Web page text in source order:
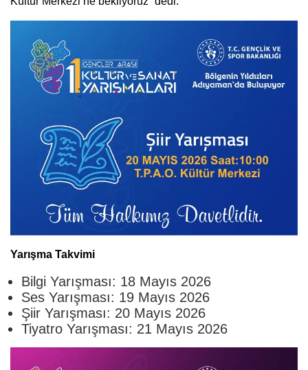
Yarışma Takvimi
Bilgi Yarışması: 18 Mayıs 2026
Ses Yarışması: 19 Mayıs 2026
Şiir Yarışması: 20 Mayıs 2026
Tiyatro Yarışması: 21 Mayıs 2026